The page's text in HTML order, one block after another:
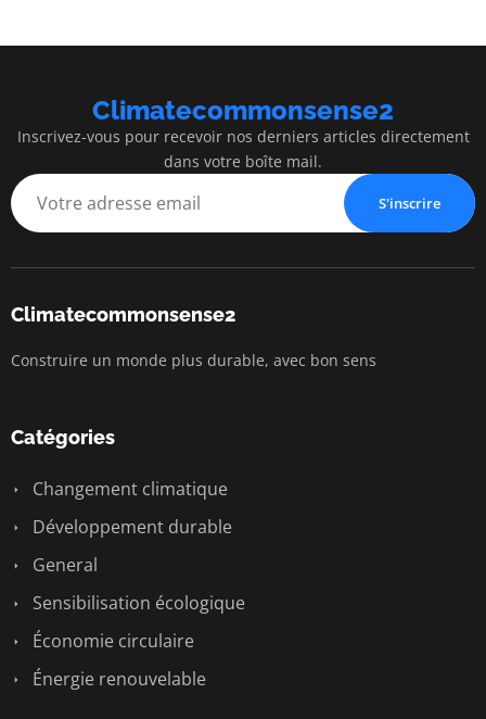
Climatecommonsense2
Inscrivez-vous pour recevoir nos derniers articles directement
dans votre boîte mail.
S'inscrire
Climatecommonsense2
Construire un monde plus durable, avec bon sens
Catégories
Changement climatique
Développement durable
General
Sensibilisation écologique
Économie circulaire
Énergie renouvelable